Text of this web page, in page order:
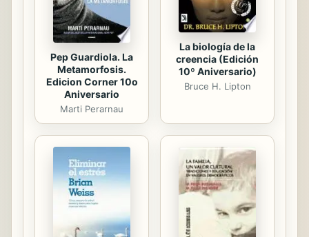
Pep Guardiola. La
Metamorfosis.
Edicion Corner 10o
Aniversario
Marti Perarnau
La biología de la
creencia (Edición
10º Aniversario)
Bruce H. Lipton